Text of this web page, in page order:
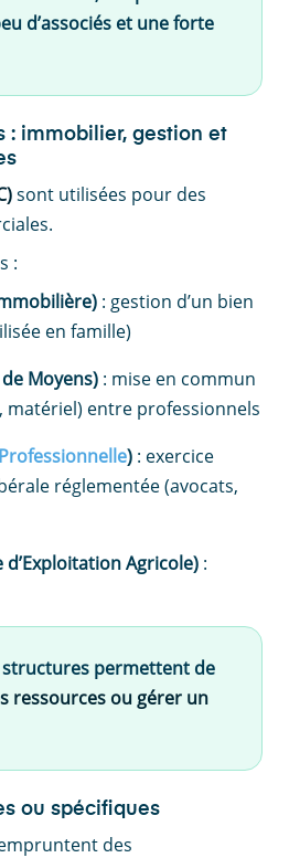
d’associés et une forte
: immobilier, gestion et
sont utilisées pour des
:
: gestion d’un bien
en famille)
Moyens) : mise en commun
matériel) entre professionnels
) : exercice
réglementée (avocats,
d’Exploitation Agricole) :
structures permettent de
ressources ou gérer un
ou spécifiques
des